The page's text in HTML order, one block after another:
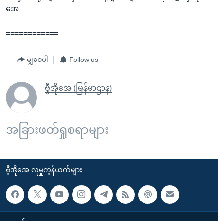
အေ
============
မျှဝေပါ Follow us
ဗွီအိုအေ (မြန်မာဌာန)
အခြားဖတ်ရှုစရာများ
ဗွီအိုအေ လူမှုကွန်ယက်များ